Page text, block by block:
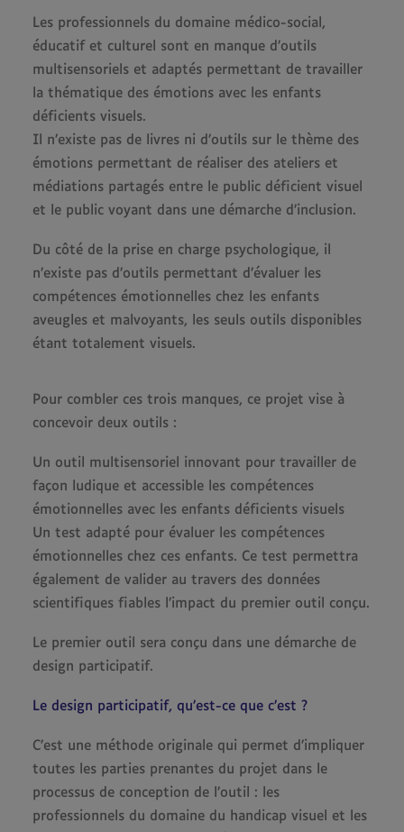
Les professionnels du domaine médico-social,
éducatif et culturel sont en manque d’outils
multisensoriels et adaptés permettant de travailler
la thématique des émotions avec les enfants
déficients visuels.
Il n’existe pas de livres ni d’outils sur le thème des
émotions permettant de réaliser des ateliers et
médiations partagés entre le public déficient visuel
et le public voyant dans une démarche d’inclusion.
Du côté de la prise en charge psychologique, il
n’existe pas d’outils permettant d’évaluer les
compétences émotionnelles chez les enfants
aveugles et malvoyants, les seuls outils disponibles
étant totalement visuels.
Pour combler ces trois manques, ce projet vise à
concevoir deux outils :
Un outil multisensoriel innovant pour travailler de
façon ludique et accessible les compétences
émotionnelles avec les enfants déficients visuels
Un test adapté pour évaluer les compétences
émotionnelles chez ces enfants. Ce test permettra
également de valider au travers des données
scientifiques fiables l’impact du premier outil conçu.
Le premier outil sera conçu dans une démarche de
design participatif.
Le design participatif, qu’est-ce que c’est ?
C’est une méthode originale qui permet d’impliquer
toutes les parties prenantes du projet dans le
processus de conception de l’outil : les
professionnels du domaine du handicap visuel et les